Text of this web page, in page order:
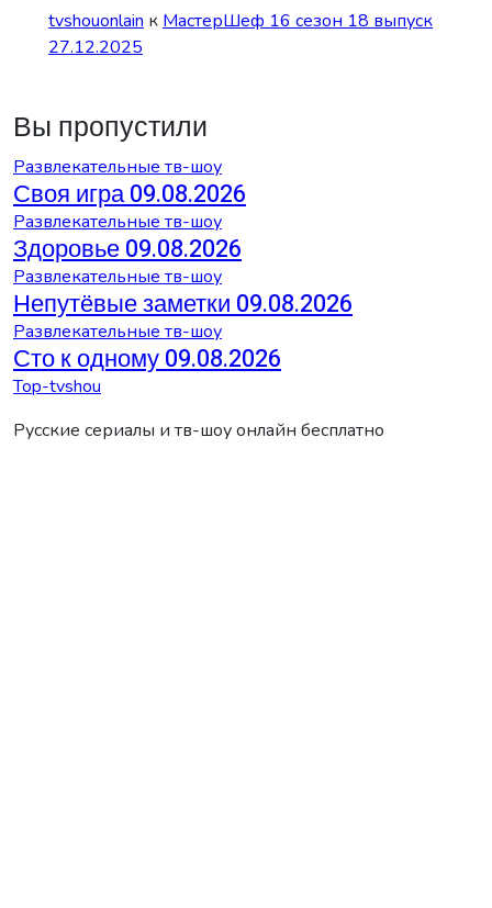
tvshouonlain к МастерШеф 16 сезон 18 выпуск
27.12.2025
Вы пропустили
Развлекательные тв-шоу
Своя игра 09.08.2026
Развлекательные тв-шоу
Здоровье 09.08.2026
Развлекательные тв-шоу
Непутёвые заметки 09.08.2026
Развлекательные тв-шоу
Сто к одному 09.08.2026
Top-tvshou
Русские сериалы и тв-шоу онлайн бесплатно